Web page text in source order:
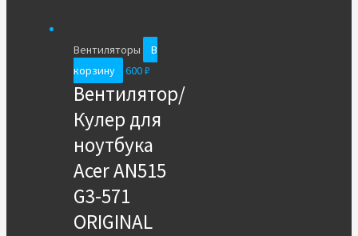
Вентиляторы
В
корзину
600₽
Вентилятор/
Кулер для
ноутбука
Acer AN515
G3-571
ORIGINAL